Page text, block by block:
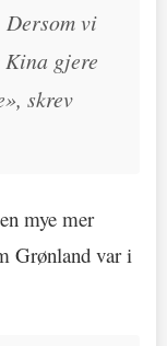
vi
gjere
skrev
mye mer
Grønland var i